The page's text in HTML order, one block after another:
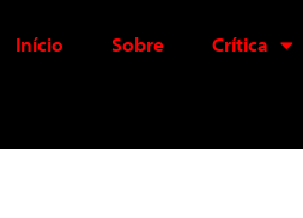
Início Sobre Crítica